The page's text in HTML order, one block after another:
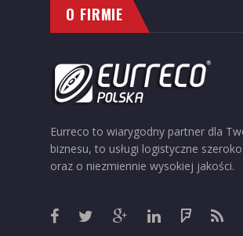
O FIRMIE
Eurreco to wiarygodny partner dla
biznesu, to usługi logistyczne
oraz o niezmiennie wysokiej jakości.